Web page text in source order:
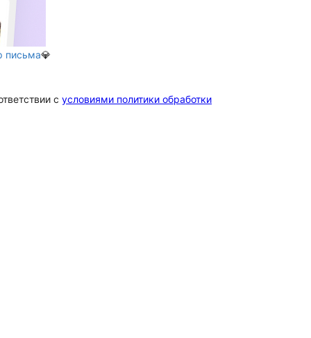
письма💎
c условиями политики обработки